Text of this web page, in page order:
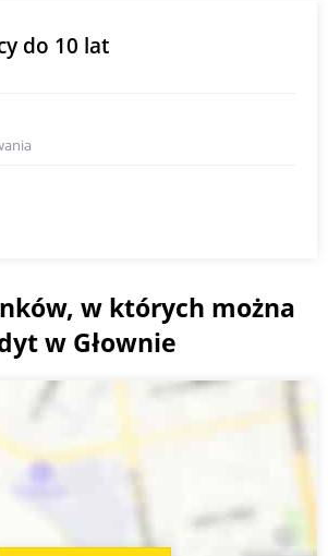
do 10 lat
w których można
w Głownie